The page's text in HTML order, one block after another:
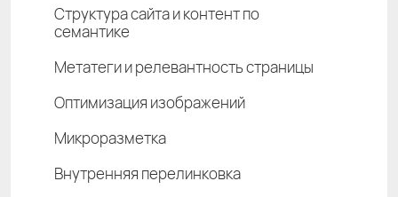
Структура сайта и контент по
семантике
Метатеги и релевантность страницы
Оптимизация изображений
Микроразметка
Внутренняя перелинковка